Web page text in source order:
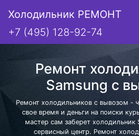
Холодильник РЕМОНТ
+7 (495) 128-92-74
Ремонт
Samsung с
Ремонт холодильников с вывозом -
свое время и деньги на поиски
мастер сам заберет холодильник
сервисный центр. Ремонт